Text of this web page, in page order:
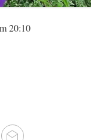
20:10